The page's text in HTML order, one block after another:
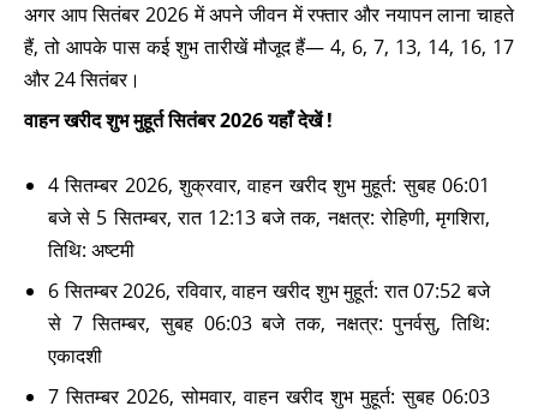
अगर आप सितंबर 2026 में अपने जीवन में रफ्तार और नयापन लाना चाहते
हैं, तो आपके पास कई शुभ तारीखें मौजूद हैं— 4, 6, 7, 13, 14, 16, 17
और 24 सितंबर।
वाहन खरीद शुभ मुहूर्त सितंबर 2026 यहाँ देखें !
4 सितम्बर 2026, शुक्रवार, वाहन खरीद शुभ मुहूर्त: सुबह 06:01
बजे से 5 सितम्बर, रात 12:13 बजे तक, नक्षत्र: रोहिणी, मृगशिरा,
तिथि: अष्टमी
6 सितम्बर 2026, रविवार, वाहन खरीद शुभ मुहूर्त: रात 07:52 बजे
से 7 सितम्बर, सुबह 06:03 बजे तक, नक्षत्र: पुनर्वसु, तिथि:
एकादशी
7 सितम्बर 2026, सोमवार, वाहन खरीद शुभ मुहूर्त: सुबह 06:03